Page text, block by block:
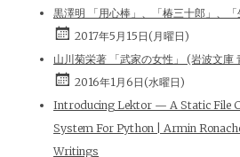
黒澤明 「用心棒」、「椿三十郎」、
2017年5月15日(月曜日)
山川菊栄著 「武家の女性」 (岩波文庫
2016年1月6日(水曜日)
Introducing Lektor — A Static File
System For Python | Armin
Writings